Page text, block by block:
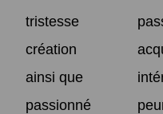
tristesse
création
ainsi que
passionné